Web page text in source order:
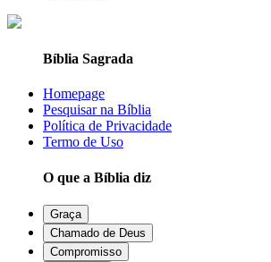
Bíblia Sagrada
Homepage
Pesquisar na Bíblia
Política de Privacidade
Termo de Uso
O que a Bíblia diz
Graça
Chamado de Deus
Compromisso